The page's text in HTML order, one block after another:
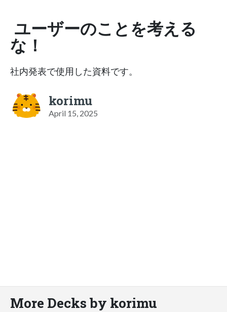
ユーザーのことを考える
な！
社内発表で使用した資料です。
korimu
April 15, 2025
More Decks by korimu